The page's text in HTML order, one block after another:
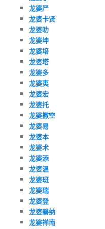
龙婆严
龙婆卡贤
龙婆叻
龙婆坤
龙婆培
龙婆塔
龙婆多
龙婆夷
龙婆宏
龙婆托
龙婆撒空
龙婆易
龙婆本
龙婆术
龙婆添
龙婆温
龙婆班
龙婆瑞
龙婆登
龙婆碧纳
龙婆禅南